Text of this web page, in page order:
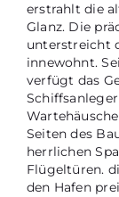
erstrahlt die
Glanz. Die
unterstreicht
innewohnt.
verfügt das
Seiten des
herrlichen
Flügeltüren.
den Hafen